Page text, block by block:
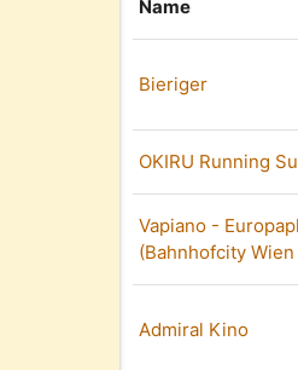
Name
Bieriger
OKIRU Running
Vapiano -
(Bahnhofcity Wien
Admiral Kino